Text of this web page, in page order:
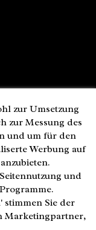
zur Umsetzung
zur Messung des
und um für den
Werbung auf
und
Sie der
Marketingpartner,